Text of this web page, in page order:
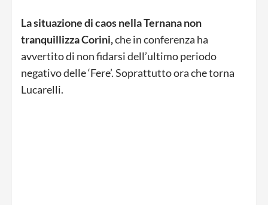
La situazione di caos nella Ternana non
tranquillizza Corini,che in conferenza ha
avvertito di non fidarsi dell’ultimo periodo
negativo delle ‘Fere’. Soprattutto ora che torna
Lucarelli.